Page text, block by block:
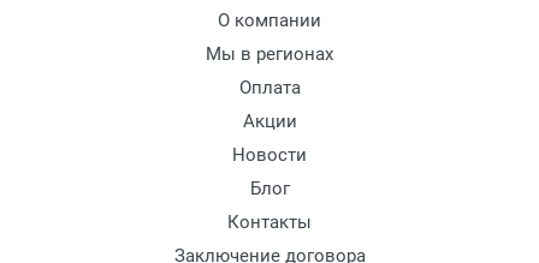
О компании
Мы в регионах
Оплата
Акции
Новости
Блог
Контакты
Заключение договора